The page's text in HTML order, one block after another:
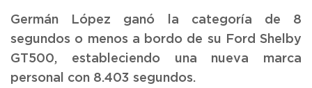
Germán López ganó la categoría de 8
segundos o menos a bordo de su Ford Shelby
GT500, estableciendo una nueva marca
personal con 8.403 segundos.